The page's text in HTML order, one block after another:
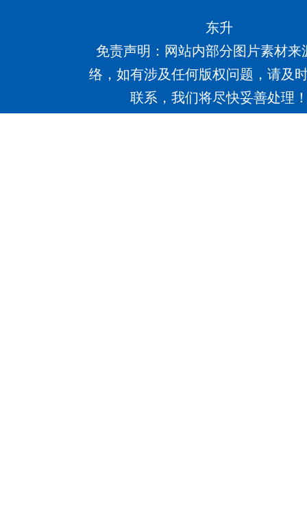
东升
免责声明：网站内部分图片素材来
络，如有涉及任何版权问题，请及
联系，我们将尽快妥善处理